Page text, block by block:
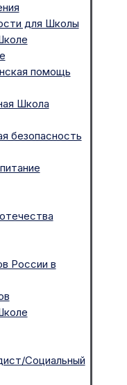
для Школы
помощь
Школа
безопасность
России в
Социальный